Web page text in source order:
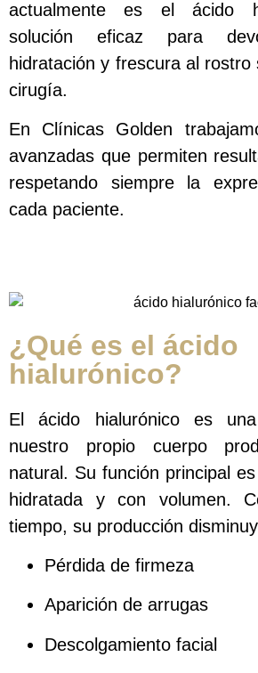
actualmente es el ácido
solución eficaz para
hidratación y frescura al rostro
cirugía.
En Clínicas Golden
avanzadas que permiten
respetando siempre la
cada paciente.
¿Qué es el ácido
hialurónico?
El ácido hialurónico es
nuestro propio cuerpo
natural. Su función principal
hidratada y con volumen.
tiempo, su producción
Pérdida de firmeza
Aparición de arrugas
Descolgamiento facial